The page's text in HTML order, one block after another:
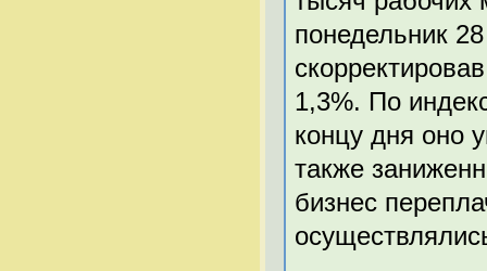
понедельник
1,3%. По
концу дня оно
также
бизнес